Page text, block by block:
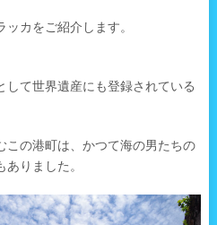
カをご紹介します。
て世界遺産にも登録されている
この港町は、かつて海の男たちの
りました。